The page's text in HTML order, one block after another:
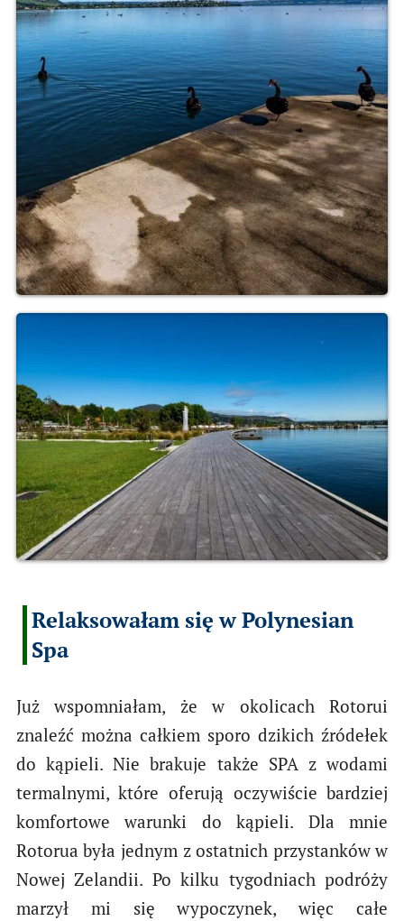
Relaksowałam się w Polynesian
Spa
Już wspomniałam, że w okolicach Rotorui
znaleźć można całkiem sporo dzikich źródełek
do kąpieli. Nie brakuje także SPA z wodami
termalnymi, które oferują oczywiście bardziej
komfortowe warunki do kąpieli. Dla mnie
Rotorua była jednym z ostatnich przystanków w
Nowej Zelandii. Po kilku tygodniach podróży
marzył mi się wypoczynek, więc całe